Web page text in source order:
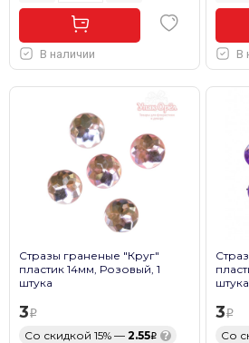
В наличии В
Стразы граненые "Круг"
пластик 14мм, Розовый, 1
штука
3
Со скидкой 15% — 2.55 ?
штука
3
Со